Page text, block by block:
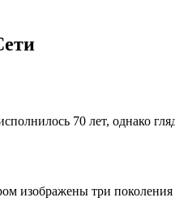
70 лет, однако
изображены три